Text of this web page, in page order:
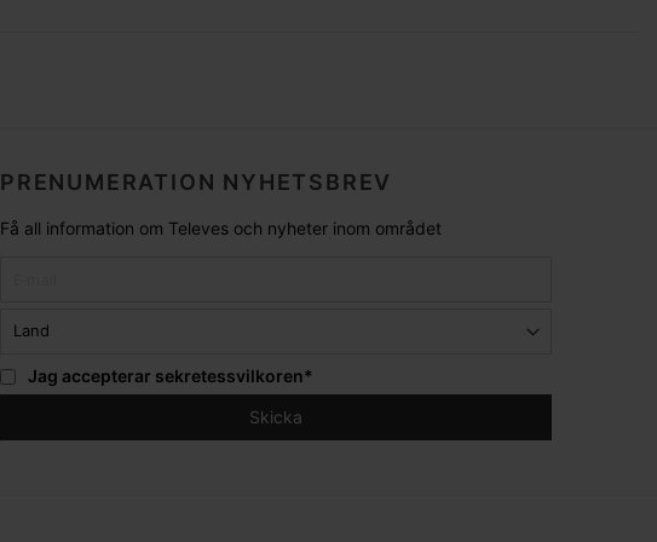
PRENUMERATION NYHETSBREV
Få all information om Televes och nyheter inom området
Jag accepterar sekretessvilkoren*